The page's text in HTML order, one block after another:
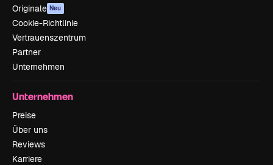
Originale Neu
Cookie-Richtlinie
Vertrauenszentrum
Partner
Unternehmen
Unternehmen
Preise
Über uns
Reviews
Karriere